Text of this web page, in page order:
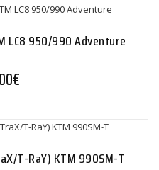
LC8 950/990 Adventure
€
T-RaY) KTM 990SM-T